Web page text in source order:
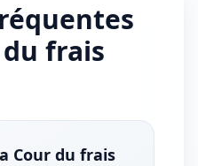
frais
Cour du frais